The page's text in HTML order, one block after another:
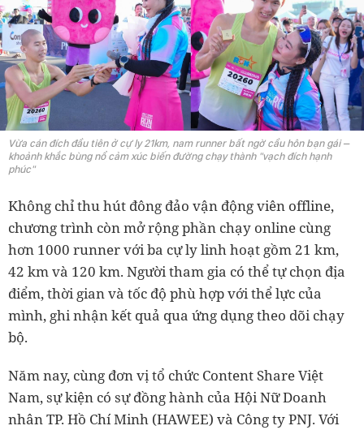
Vừa cán đích đầu tiên ở cự ly 21km, nam runner bất ngờ cầu hôn bạn gái –
khoảnh khắc bùng nổ cảm xúc biến đường chạy thành "vạch đích hạnh
phúc"
Không chỉ thu hút đông đảo vận động viên offline,
chương trình còn mở rộng phần chạy online cùng
hơn 1000 runner với ba cự ly linh hoạt gồm 21 km,
42 km và 120 km. Người tham gia có thể tự chọn địa
điểm, thời gian và tốc độ phù hợp với thể lực của
mình, ghi nhận kết quả qua ứng dụng theo dõi chạy
bộ.
Năm nay, cùng đơn vị tổ chức Content Share Việt
Nam, sự kiện có sự đồng hành của Hội Nữ Doanh
nhân TP. Hồ Chí Minh (HAWEE) và Công ty PNJ. Với